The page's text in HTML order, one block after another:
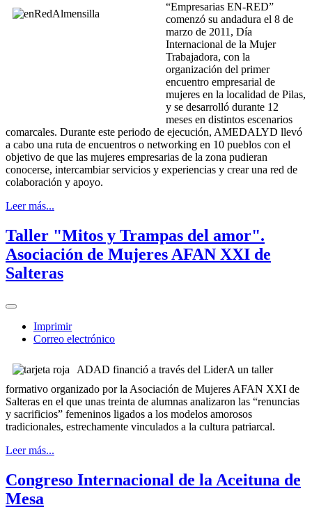
“Empresarias EN-RED”
comenzó su andadura el 8 de
marzo de 2011, Día
Internacional de la Mujer
Trabajadora, con la
organización del primer
encuentro empresarial de
mujeres en la localidad de Pilas,
y se desarrolló durante 12
meses en distintos escenarios
comarcales. Durante este periodo de ejecución, AMEDALYD llevó
a cabo una ruta de encuentros o networking en 10 pueblos con el
objetivo de que las mujeres empresarias de la zona pudieran
conocerse, intercambiar servicios y experiencias y crear una red de
colaboración y apoyo.
Leer más...
Taller "Mitos y Trampas del amor".
Asociación de Mujeres AFAN XXI de
Salteras
Imprimir
Correo electrónico
ADAD financió a través del LiderA un taller
formativo organizado por la Asociación de Mujeres AFAN XXI de
Salteras en el que unas treinta de alumnas analizaron las “renuncias
y sacrificios” femeninos ligados a los modelos amorosos
tradicionales, estrechamente vinculados a la cultura patriarcal.
Leer más...
Congreso Internacional de la Aceituna de
Mesa